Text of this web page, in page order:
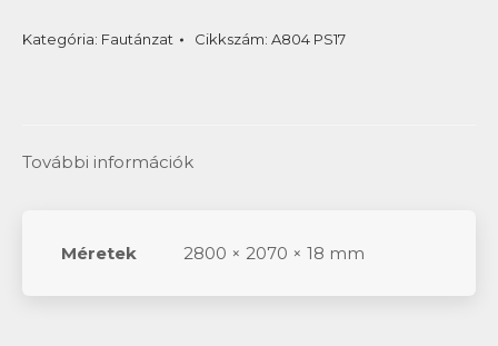
Kategória: Fautánzat Cikkszám: A804 PS17
További információk
Méretek 2800 × 2070 × 18 mm